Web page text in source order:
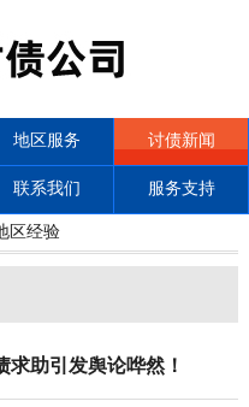
地区服务 讨债新闻
联系我们 服务支持
区经验
助引发舆论哗然！